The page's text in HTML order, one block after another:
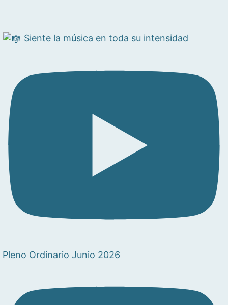
Siente la música en toda su intensidad
Pleno Ordinario Junio 2026